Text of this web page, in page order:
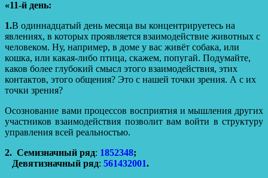
«11-й день:
1.В одиннадцатый день месяца вы концентрируетесь на
явлениях, в которых проявляется взаимодействие животных с
человеком. Ну, например, в доме у вас живёт собака, или
кошка, или какая-либо птица, скажем, попугай. Подумайте,
каков более глубокий смысл этого взаимодействия, этих
контактов, этого общения? Это с нашей точки зрения. А с их
точки зрения?
Осознование вами процессов восприятия и мышления других
участников взаимодействия позволит вам войти в структуру
управления всей реальностью.
2. Семизначный ряд: 1852348;
Девятизначный ряд: 561432001.